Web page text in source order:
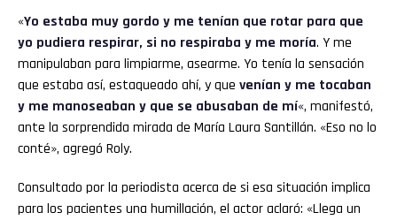
«Yo estaba muy gordo y me tenían que rotar para que
yo pudiera respirar, si no respiraba y me moría. Y me
manipulaban para limpiarme, asearme. Yo tenía la sensación
que estaba así, estaqueado ahí, y que venían y me tocaban
y me manoseaban y que se abusaban de mí«, manifestó,
ante la sorprendida mirada de María Laura Santillán. «Eso no lo
conté», agregó Roly.
Consultado por la periodista acerca de si esa situación implica
para los pacientes una humillación, el actor aclaró: «Llega un